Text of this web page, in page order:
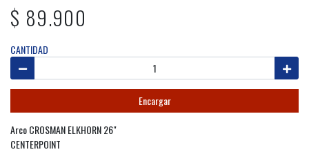
$ 89.900
CANTIDAD
Encargar
Arco CROSMAN ELKHORN 26"
CENTERPOINT